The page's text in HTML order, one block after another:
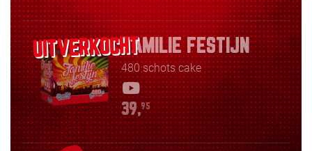
FAMILIE FESTIJN
480 schots cake
39,95